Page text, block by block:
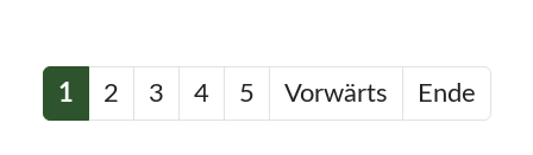
1 2 3 4 5 Vorwärts Ende